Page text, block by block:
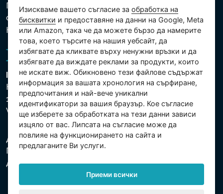
Политика за защита на личните и други
обработвани данни
Настройки на бисквитките
Intex Trading, s.r.o.
Hradecká 2526/3
130 00 Praha 3
Vinohrady - Česká republika
Дружеството е регистрирано в Градския съд в
Прага, раздел С, партида 74759. Ид.№: 26150808,
Данъчен Ид.№: CZ26150808.
Изискваме вашето съгласие заобработка на
бисквитки и предоставяне на данни на Google, Meta
или Amazon, така че да можете бързо да намерите
това, което търсите на нашия уебсайт, да
избягвате да кликвате върху ненужни връзки и да
избягвате да виждате реклами за продукти, които
не искате виж. Обикновено тези файлове съдържат
информация за вашата хронология на сърфиране,
предпочитания и най-вече уникални
идентификатори за вашия браузър. Кое съгласие
ще изберете за обработката на тези данни зависи
изцяло от вас. Липсата на съгласие може да
повлияе на функционирането на сайта и
предлаганите Ви услуги.
Приеми всички